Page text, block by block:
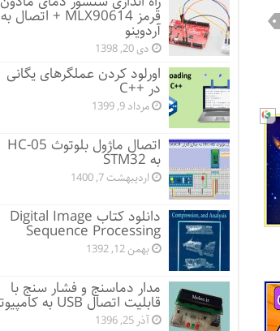
قرمز MLX90614 + اتصال به
آردوینو
دی 20, 1398
اورلود کردن عملگرهای یگانی
در ++C
مرداد 9, 1399
اتصال ماژول بلوتوث HC-05
به STM32
اردیبهشت 7, 1400
دانلود کتاب Digital Image
Sequence Processing
بهمن 12, 1392
مدار دماسنج و فشار سنج با
قابلیت اتصال USB به کامپیوتر
آذر 25, 1396